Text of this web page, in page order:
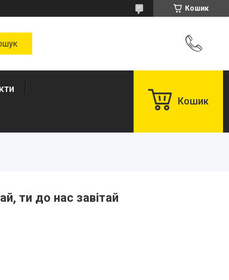
Кошик
Кошик
ти до нас завітай